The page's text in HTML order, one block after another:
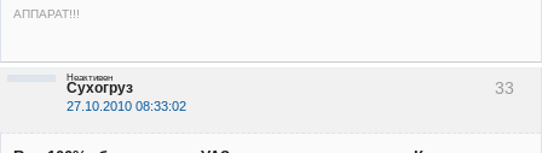
АППАРАТ!!!
33
Сухогруз
27.10.2010 08:33:02
Неактивен